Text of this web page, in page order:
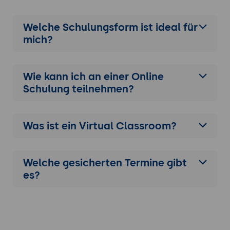
Welche Schulungsform ist ideal für
mich?
Wie kann ich an einer Online
Schulung teilnehmen?
Was ist ein Virtual Classroom?
Welche gesicherten Termine gibt
es?